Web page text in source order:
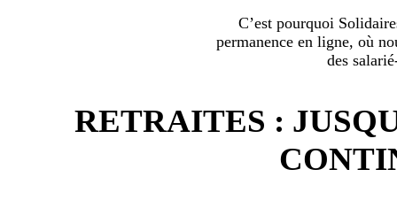
C’est pourquoi
permanence en ligne, où
des
RETRAITES :